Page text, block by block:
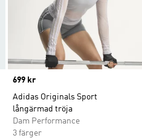
Price
699 kr
Adidas Originals Sport
långärmad tröja
Dam Performance
3 färger